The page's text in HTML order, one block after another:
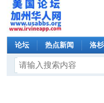
论坛 热点新闻 洛